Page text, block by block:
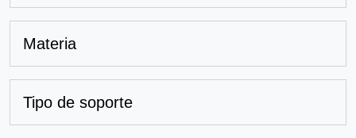
Materia
Tipo de soporte